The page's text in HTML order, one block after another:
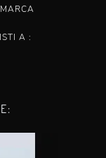
MARCA
A :